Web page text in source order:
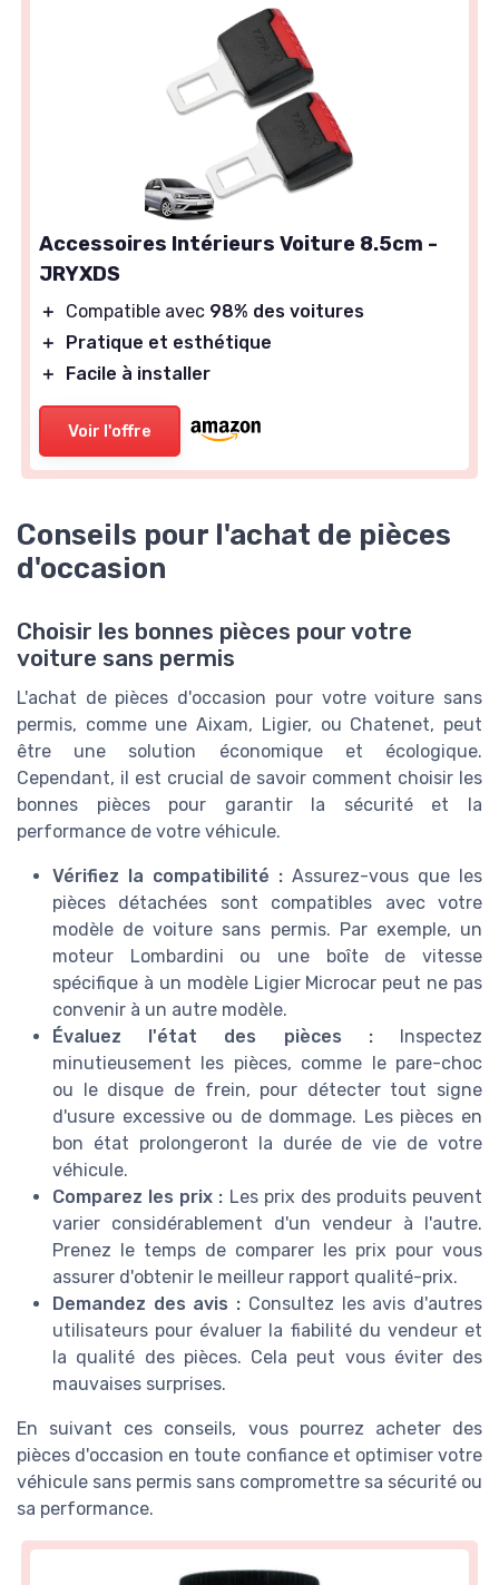
Accessoires Intérieurs Voiture 8.5cm -
JRYXDS
＋ Compatible avec 98% des voitures
＋
Pratique et esthétique
＋
Facile à installer
Voir l'offre
Conseils pour l'achat de pièces
d'occasion
Choisir les bonnes pièces pour votre
voiture sans permis
L'achat de pièces d'occasion pour votre voiture sans
permis, comme une Aixam, Ligier, ou Chatenet, peut
être une solution économique et écologique.
Cependant, il est crucial de savoir comment choisir les
bonnes pièces pour garantir la sécurité et la
performance de votre véhicule.
Vérifiez la compatibilité : Assurez-vous que les
pièces détachées sont compatibles avec votre
modèle de voiture sans permis. Par exemple, un
moteur Lombardini ou une boîte de vitesse
spécifique à un modèle Ligier Microcar peut ne pas
convenir à un autre modèle.
Évaluez l'état des pièces :Inspectez
minutieusement les pièces, comme le pare-choc
ou le disque de frein, pour détecter tout signe
d'usure excessive ou de dommage. Les pièces en
bon état prolongeront la durée de vie de votre
véhicule.
Comparez les prix : Les prix des produits peuvent
varier considérablement d'un vendeur à l'autre.
Prenez le temps de comparer les prix pour vous
assurer d'obtenir le meilleur rapport qualité-prix.
Demandez des avis : Consultez les avis d'autres
utilisateurs pour évaluer la fiabilité du vendeur et
la qualité des pièces. Cela peut vous éviter des
mauvaises surprises.
En suivant ces conseils, vous pourrez acheter des
pièces d'occasion en toute confiance et optimiser votre
véhicule sans permis sans compromettre sa sécurité ou
sa performance.